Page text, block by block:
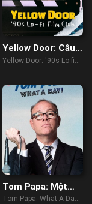
Yellow Door: Câu
Lạc Bộ Phim Hàn
Yellow Door: '90s Lo-fi
Tom Papa: Một
Ngày Phi Thường
Tom Papa: What A Day!